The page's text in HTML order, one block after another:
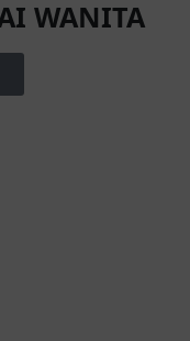
WANITA